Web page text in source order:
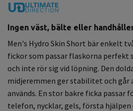
Ingen väst, bälte eller
Men's Hydro Skin Short bär enkelt
fickor som passar flaskorna
och inte rör sig vid löpning. Den
midjeremmen ger stabilitet och
används. En stor bakre ficka passar
telefon, nycklar, gels, första